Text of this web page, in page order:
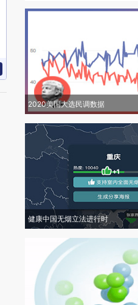
2020美国大选民调数据
健康中国无烟立法进行时